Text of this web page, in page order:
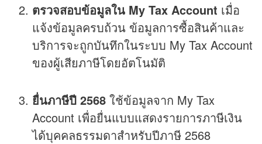
ตรวจสอบข้อมูลใน My Tax Account เมื่อ
แจ้งข้อมูลครบถ้วน ข้อมูลการซื้อสินค้าและ
บริการจะถูกบันทึกในระบบ My Tax Account
ของผู้เสียภาษีโดยอัตโนมัติ
ยื่นภาษีปี 2568 ใช้ข้อมูลจาก My Tax
Account เพื่อยื่นแบบแสดงรายการภาษีเงิน
ได้บุคคลธรรมดาสำหรับปีภาษี 2568